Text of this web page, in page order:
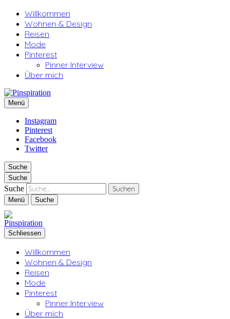
Willkommen
Wohnen & Design
Reisen
Mode
Pinterest
Pinner Interview
Über mich
Pinspiration
Menü
Instagram
Pinterest
Facebook
Twitter
Suche
Suche
Suche
Menü Suche
Schliessen
Willkommen
Wohnen & Design
Reisen
Mode
Pinterest
Pinner Interview
Über mich